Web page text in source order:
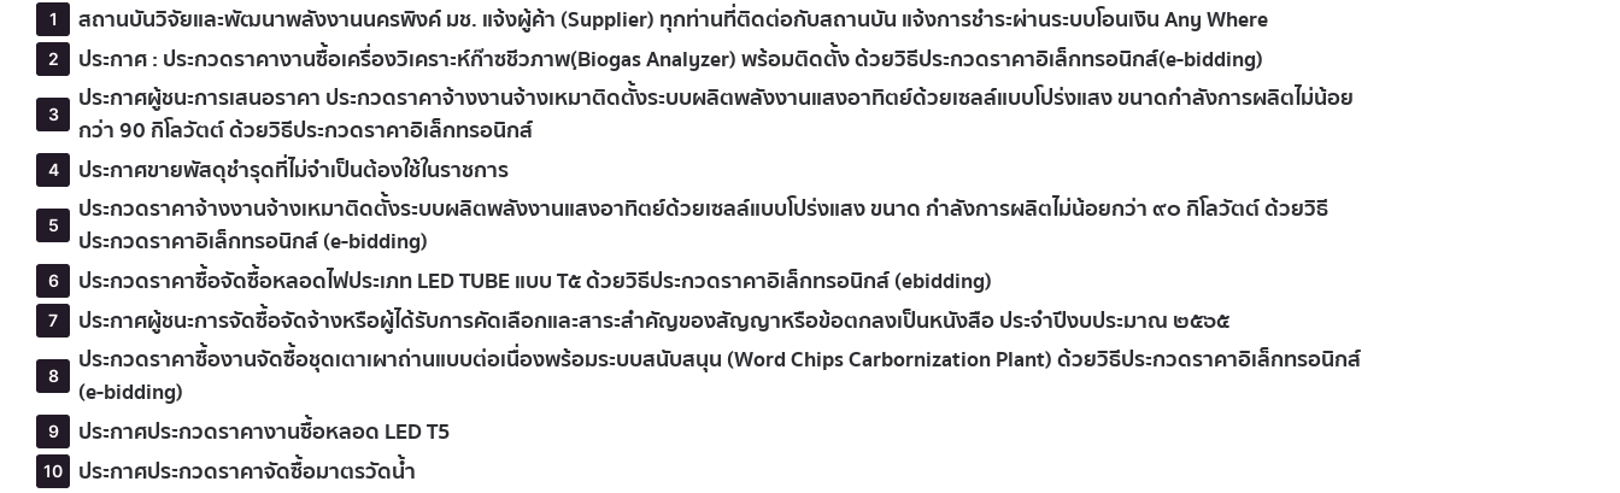
สถานบันวิจัยและพัฒนาพลังงานนครพิงค์ มช. แจ้งผู้ค้า (Supplier) ทุกท่านที่ติดต่อกับสถานบัน แจ้งการชำระผ่านระบบโอนเงิน Any Where
ประกาศ : ประกวดราคางานซื้อเครื่องวิเคราะห์ก๊าซชีวภาพ(ฺBiogas Analyzer) พร้อมติดตั้ง ด้วยวิธีประกวดราคาอิเล็กทรอนิกส์(e-bidding)
ประกาศผู้ชนะการเสนอราคา ประกวดราคาจ้างงานจ้างเหมาติดตั้งระบบผลิตพลังงานแสงอาทิตย์ด้วยเซลล์แบบโปร่งแสง ขนาดกำลังการผลิตไม่น้อย
กว่า 90 กิโลวัตต์ ด้วยวิธีประกวดราคาอิเล็กทรอนิกส์
ประกาศขายพัสดุชำรุดที่ไม่จำเป็นต้องใช้ในราชการ
ประกวดราคาจ้างงานจ้างเหมาติดตั้งระบบผลิตพลังงานแสงอาทิตย์ด้วยเซลล์แบบโปร่งแสง ขนาด กำลังการผลิตไม่น้อยกว่า ๙๐ กิโลวัตต์ ด้วยวิธี
ประกวดราคาอิเล็กทรอนิกส์ (e-bidding)
ประกวดราคาซื้อจัดซื้อหลอดไฟประเภท LED TUBE แบบ T๕ ด้วยวิธีประกวดราคาอิเล็กทรอนิกส์ (ebidding)
ประกาศผู้ชนะการจัดซื้อจัดจ้างหรือผู้ได้รับการคัดเลือกและสาระสำคัญของสัญญาหรือข้อตกลงเป็นหนังสือ ประจำปีงบประมาณ ๒๕๖๕
ประกวดราคาซื้องานจัดซื้อชุดเตาเผาถ่านแบบต่อเนื่องพร้อมระบบสนับสนุน (Word Chips Carbornization Plant) ด้วยวิธีประกวดราคาอิเล็กทรอนิกส์
(e-bidding)
ประกาศประกวดราคางานซื้อหลอด LED T5
ประกาศประกวดราคาจัดซื้อมาตรวัดน้ำ